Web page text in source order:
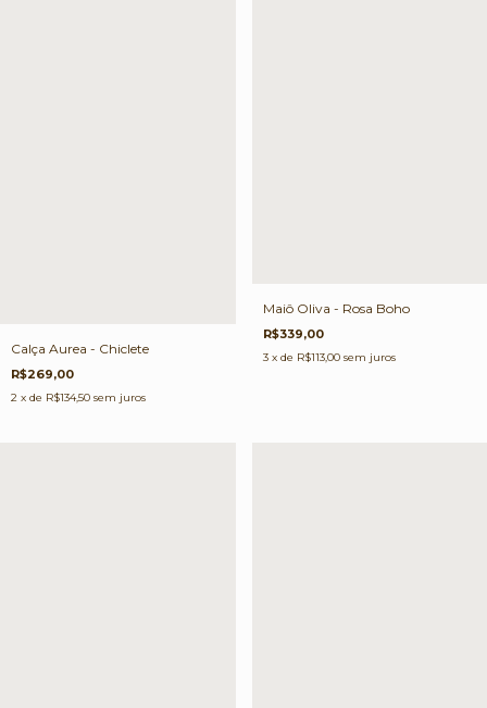
Calça Aurea - Chiclete
R$269,00
2 x de R$134,50 sem juros
Maiô Oliva - Rosa Boho
R$339,00
3 x de R$113,00 sem juros